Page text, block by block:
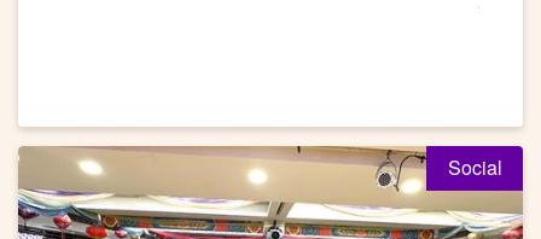
Social